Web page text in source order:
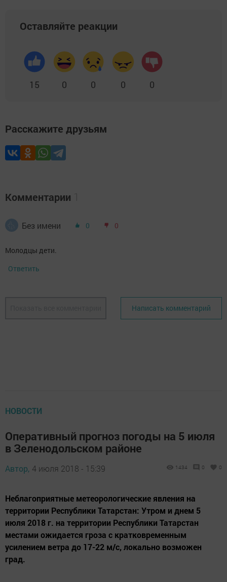
Оставляйте реакции
15 0 0 0 0
Расскажите друзьям
Комментарии
Без имени 0 0
Молодцы дети.
Ответить
Написать комментарий
НОВОСТИ
Оперативный прогноз погоды на 5 июля
в Зеленодольском районе
Автор, 4 июля 2018 - 15:39 1434 0 0
Неблагоприятные метеорологические явления на
территории Республики Татарстан: Утром и днем 5
июля 2018 г. на территории Республики Татарстан
местами ожидается гроза с кратковременным
усилением ветра до 17-22 м/с, локально возможен
град.